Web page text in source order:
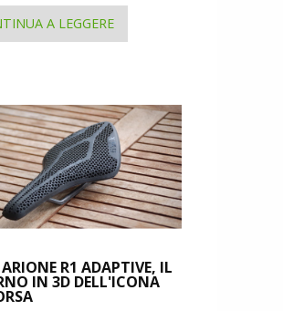
A LEGGERE
R1 ADAPTIVE, IL
IN 3D DELL'ICONA